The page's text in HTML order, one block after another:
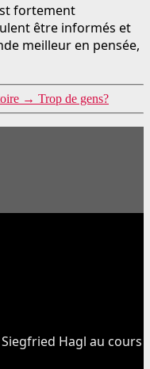
fortement
être informés et
meilleur en pensée,
→ Trop de gens?
Hagl au cours